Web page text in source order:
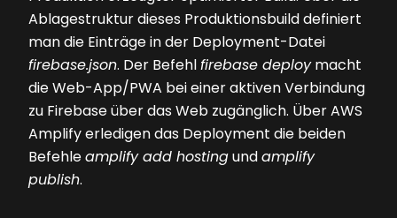
Ablagestruktur dieses Produktionsbuild definiert
man die Einträge in der Deployment-Datei
firebase.json. Der Befehlfirebase deploymacht
die Web-App/PWA bei einer aktiven Verbindung
zu Firebase über das Web zugänglich. Über AWS
Amplify erledigen das Deployment die beiden
Befehleamplify add hostingundamplify
publish.